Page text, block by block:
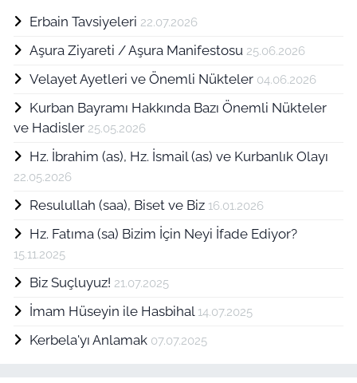
Erbain Tavsiyeleri 22.07.2026
Aşura Ziyareti / Aşura Manifestosu 25.06.2026
Velayet Ayetleri ve Önemli Nükteler 04.06.2026
Kurban Bayramı Hakkında Bazı Önemli Nükteler
ve Hadisler 25.05.2026
Hz. İbrahim (as), Hz. İsmail (as) ve Kurbanlık Olayı
22.05.2026
Resulullah (saa), Biset ve Biz 16.01.2026
Hz. Fatıma (sa) Bizim İçin Neyi İfade Ediyor?
15.11.2025
Biz Suçluyuz! 21.07.2025
İmam Hüseyin ile Hasbihal 14.07.2025
Kerbela'yı Anlamak 07.07.2025